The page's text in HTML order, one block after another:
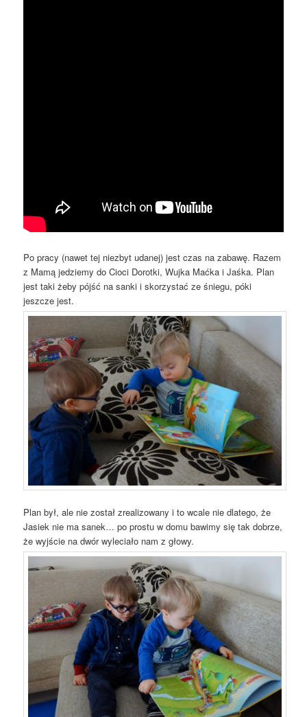
Po pracy (nawet tej niezbyt udanej) jest czas na zabawę. Razem
z Mamą jedziemy do Cioci Dorotki, Wujka Maćka i Jaśka. Plan
jest taki żeby pójść na sanki i skorzystać ze śniegu, póki
jeszcze jest.
Plan był, ale nie został zrealizowany i to wcale nie dlatego, że
Jasiek nie ma sanek… po prostu w domu bawimy się tak dobrze,
że wyjście na dwór wyleciało nam z głowy.